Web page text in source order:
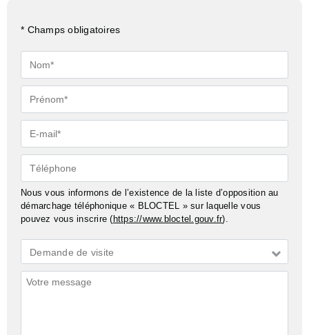
* Champs obligatoires
Nom*
Prénom*
E-
mail*
Téléphone
Nous vous informons de l’existence de la liste d’opposition au
démarchage téléphonique « BLOCTEL » sur laquelle vous
pouvez vous inscrire ( https://www.bloctel.gouv.fr).
Demande
*
Demande de visite
Commentaires